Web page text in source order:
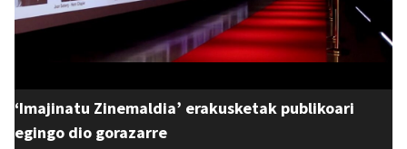
‘Imajinatu Zinemaldia’ erakusketak publikoari
egingo dio gorazarre